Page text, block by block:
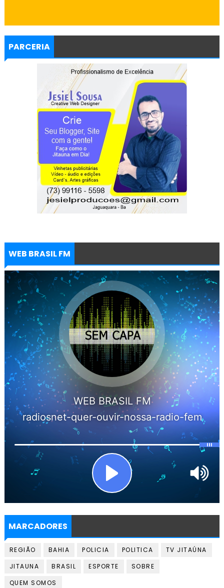
PARCERIA
WEB BRASIL FM
MARCADORES
REGIÃO BAHIA POLICIA POLITICA
TV JITAÚNA
JITAUNA
BRASIL ESPORTE
SOBRE
QUEM SOMOS